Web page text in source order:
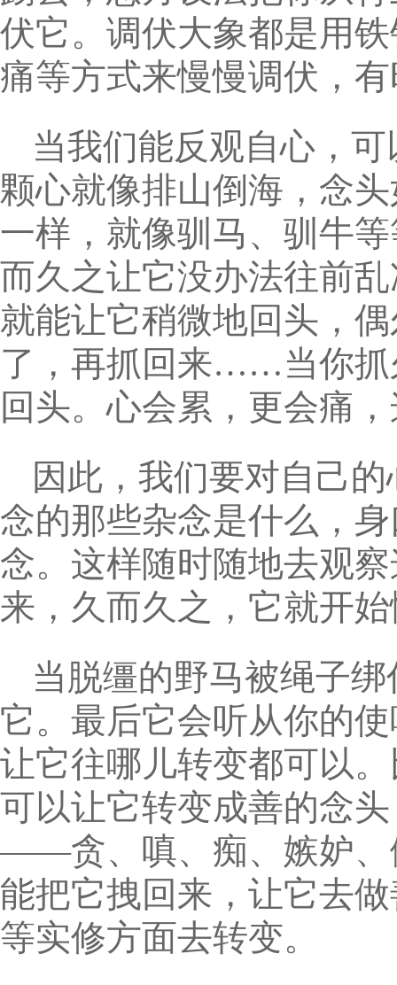
伏它。调伏大象都是用
痛等方式来慢慢调伏，
当我们能反观自心，
颗心就像排山倒海，念
一样，就像驯马、驯牛
而久之让它没办法往前
就能让它稍微地回头，
了，再抓回来……当你抓
回头。心会累，更会痛
因此，我们要对自己
念的那些杂念是什么，
念。这样随时随地去观
来，久而久之，它就开
当脱缰的野马被绳子
它。最后它会听从你的
让它往哪儿转变都可以
可以让它转变成善的念
——贪、嗔、痴、嫉妒、
能把它拽回来，让它去
等实修方面去转变。